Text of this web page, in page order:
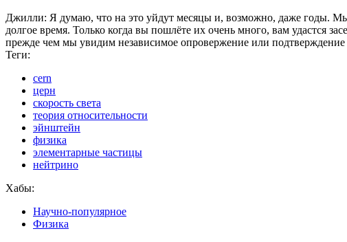
Джилли: Я думаю, что на это уйдут месяцы и, возможно, даже годы.
долгое время. Только когда вы пошлёте их очень много, вам удастся
прежде чем мы увидим независимое опровержение или подтверждение
Теги:
cern
церн
скорость света
теория относительности
эйнштейн
физика
элементарные частицы
нейтрино
Хабы:
Научно-популярное
Физика